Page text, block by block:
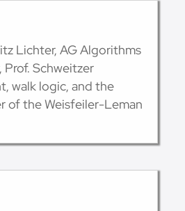
Lichter, AG Algorithms
Schweitzer
walk logic, and the
of the Weisfeiler-Leman